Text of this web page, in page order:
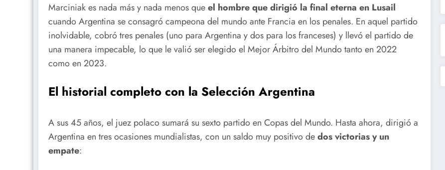
Marciniak es nada más y nada menos queel hombre que dirigió la final eterna en Lusail
cuando Argentina se consagró campeona del mundo ante Francia en los penales. En aquel partido
inolvidable, cobró tres penales (uno para Argentina y dos para los franceses) y llevó el partido de
una manera impecable, lo que le valió ser elegido el Mejor Árbitro del Mundo tanto en 2022
como en 2023.
El historial completo con la Selección Argentina
A sus 45 años, el juez polaco sumará su sexto partido en Copas del Mundo. Hasta ahora, dirigió a
Argentina en tres ocasiones mundialistas, con un saldo muy positivo dedos victorias y un
empate: